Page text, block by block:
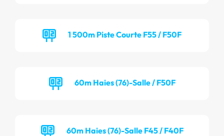
1 500m Piste Courte F55 / F50F
60m Haies (76)-Salle / F50F
60m Haies (76)-Salle F45 / F40F